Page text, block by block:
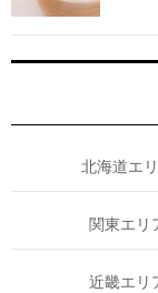
北海道エ
関東エリ
近畿エリ